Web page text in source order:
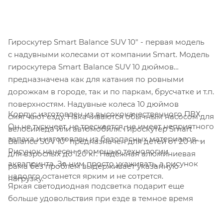
Гироскутер Smart Balance SUV 10" - первая модель
с надувными колесами от компании Smart. Модель
гироскутера Smart Balance SUV 10 дюймов
предназначена как для катания по ровными
дорожкам в городе, так и по паркам, брусчатке и т.п.
поверхностям. Надувные колеса 10 дюймов
смягчают езду. Накачиваются обычным насосом для
велосипеда или автомобиля. Гироскутер Smart
Balance SUV 10" предназначен для детей от 20 кг и
для взрослых до 120 кг. Надежная алюминиевая
рама без проблем выдерживает указанную
нагрузку.
Корпус изготовлен из высококачественного ПВХ.
Он не тускнеет, не трескается, не имеет неприятного
запаха и изготовлен из безопасных материалов.
Рисунок нанесен с помощью технологии
аквапринта. За ним просто ухаживать, а рисунок
надолго останется ярким и не сотрется.
Яркая светодиодная подсветка подарит еще
больше удовольствия при езде в темное время